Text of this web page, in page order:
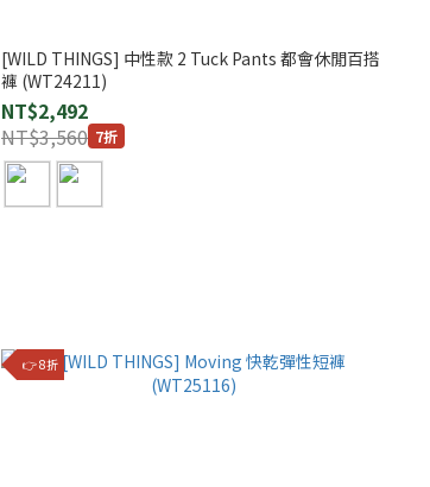
[WILD THINGS] 中性款 2 Tuck Pants 都會休閒百搭
褲 (WT24211)
NT$2,492
NT$3,560 7折
👉 8折